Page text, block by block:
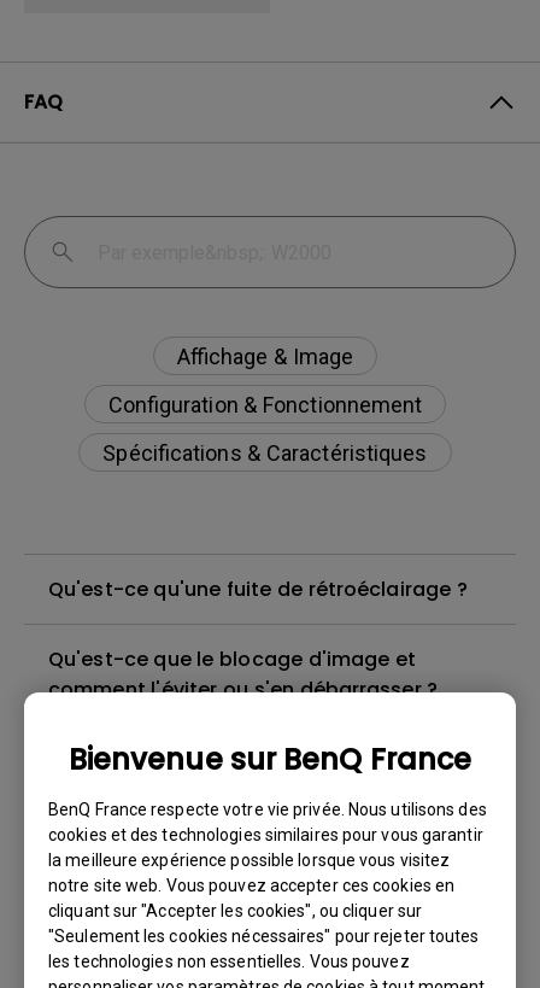
Bienvenue sur BenQ France
BenQ France respecte votre vie privée. Nous utilisons des
cookies et des technologies similaires pour vous garantir
la meilleure expérience possible lorsque vous visitez
notre site web. Vous pouvez accepter ces cookies en
cliquant sur "Accepter les cookies", ou cliquer sur
"Seulement les cookies nécessaires" pour rejeter toutes
les technologies non essentielles. Vous pouvez
FAQ
Affichage & Image
Configuration & Fonctionnement
Spécifications & Caractéristiques
Qu'est-ce qu'une fuite de rétroéclairage ?
Qu'est-ce que le blocage d'image et
comment l'éviter ou s'en débarrasser ?
Dois-je installer le pilote WHQL (Windows
mon moniteur BenQ ? Y a-t-il une version
mise à jour du pilote WHQL ?
Why does my monitor have flickering?